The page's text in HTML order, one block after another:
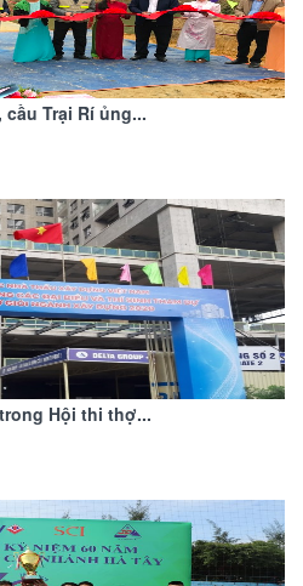
Trại Rí ủng...
Hội thi thợ...